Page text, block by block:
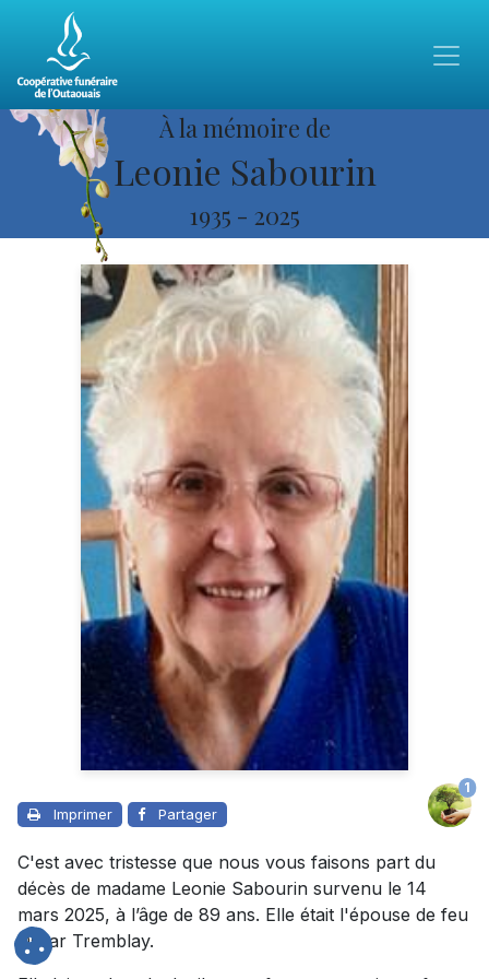
À la mémoire de
Leonie Sabourin
1935 - 2025
Imprimer Partager
1
C'est avec tristesse que nous vous faisons part du
décès de madame Leonie Sabourin survenu le 14
mars 2025, à l’âge de 89 ans. Elle était l'épouse de feu
Oscar Tremblay.